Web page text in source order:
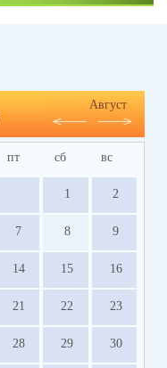
Август
пт сб вс
1 2
7 8 9
14 15 16
21 22 23
28 29 30